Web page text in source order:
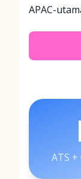
APAC-
ATS